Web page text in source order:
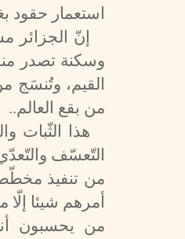
استعمار حقود
إنّ
وسكنة تصدر
القيم، وتُنسَج
من بقع العالم..
هذا الثّبات
التّعسّف
من تنفيذ
أمرهم شيئا
من يحسبون